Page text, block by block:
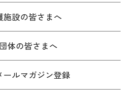
施設の皆さまへ
体の皆さまへ
ールマガジン登録